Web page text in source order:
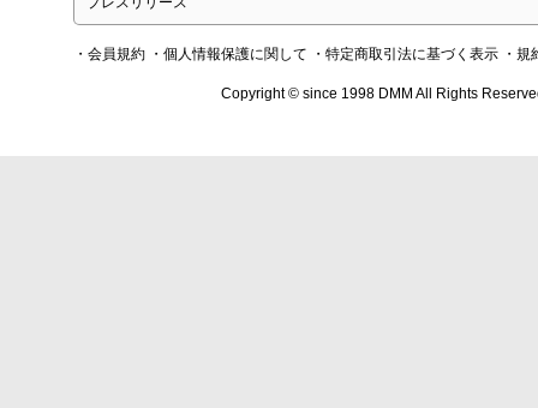
・会員規約 ・個人情報保護に関して ・特定商取引法に基づく表示 ・規
Copyright © since 1998 DMM All Rights